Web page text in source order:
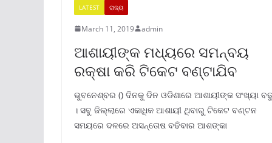
LATEST ରାଜ୍ୟ
March 11, 2019 admin
ଆଶାୟୀଙ୍କ ମଧ୍ୟରେ ସମନ୍ବୟ
ରକ୍ଷା କରି ଟିକେଟ ବଣ୍ଟାଯିବ
ଭୁବନେଶ୍ବର () ଦିନକୁ ଦିନ ଓଡିଶାରେ ଆଶାୟୀଙ୍କ ସଂଖ୍ୟା
। ସବୁ ଜିଲ୍ଲାରେ ଏକାଧିକ ଆଶାୟୀ ଥିବାରୁ ଟିକେଟ ବଣ୍ଟନ
ସମୟରେ ଦଳରେ ଅସନ୍ତୋଷ ବଢିବାର ଆଶଙ୍କା